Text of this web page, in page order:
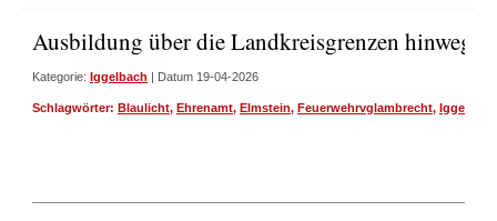
Ausbildung über die Landkreisgrenzen hinweg
Kategorie: Iggelbach | Datum 19-04-2026
Schlagwörter: Blaulicht, Ehrenamt, Elmstein, Feuerwehrvglambrecht, Iggelbach